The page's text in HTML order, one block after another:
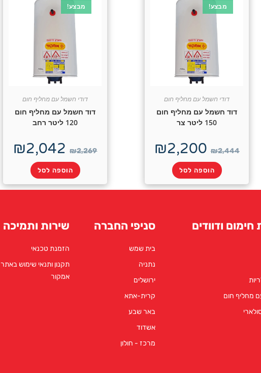
מבצע!
דודי חשמל עם מחליף חום
דוד חשמל עם מחליף חום
150 ליטר צר
₪2,444
₪2,200
הוספה לסל
מבצע!
דודי חשמל עם מחליף חום
דוד חשמל עם מחליף חום
120 ליטר רחב
₪2,269
₪2,042
הוספה לסל
ודוודים
מחליף חום
סניפי החברה
בית שמש
נתניה
ירושלים
קרית-אתא
באר שבע
אשדוד
מרכז - חולון
שירות ותמיכה
הזמנת טכנאי
תקנון ותנאי שימוש באתר
אמקור